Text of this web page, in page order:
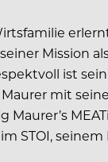
Mission
ist
mit
STOI,